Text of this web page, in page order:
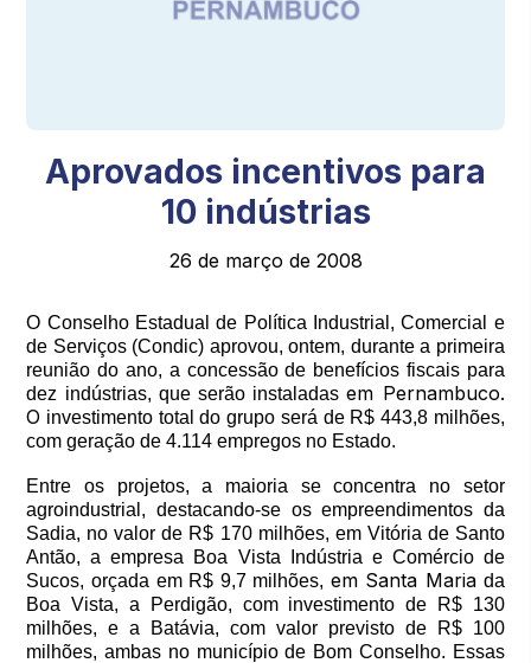
Aprovados incentivos para
10 indústrias
26 de março de 2008
O Conselho Estadual de Política Industrial, Comercial e
de Serviços (Condic) aprovou, ontem, durante a primeira
reunião do ano, a concessão de benefícios fiscais para
dez indústrias, que serão instaladasem Pernambuco.
O investimento total do grupo será de R$ 443,8 milhões,
com geração de 4.114 empregos no Estado.
Entre os projetos, a maioria se concentra no setor
agroindustrial, destacando-se os empreendimentos da
Sadia, no valor de R$ 170 milhões, em Vitória de Santo
Antão, a empresa Boa Vista Indústria e Comércio de
Sucos, orçada em R$ 9,7 milhões, em Santa Maria da
Boa Vista, a Perdigão, com investimento de R$ 130
milhões, e a Batávia, com valor previsto de R$ 100
milhões, ambas no município de Bom Conselho. Essas